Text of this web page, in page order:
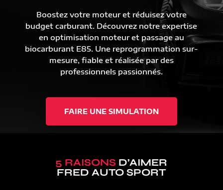
Boostez votre moteur et réduisez votre
budget carburant. Découvrez notre expertise
en optimisation moteur et passage au
biocarburant E85. Une reprogrammation sur-
mesure, fiable et réalisée par des
professionnels passionnés.
FAIRE UNE SIMULATION
5 RAISONS D’AIMER
FRED AUTO SPORT